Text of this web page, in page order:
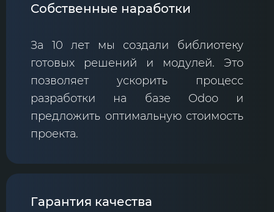
Собственные наработки
За 10 лет мы создали библиотеку
готовых решений и модулей. Это
позволяет ускорить процесс
разработки на базе Odoo и
предложить оптимальную стоимость
проекта.
Гарантия качества